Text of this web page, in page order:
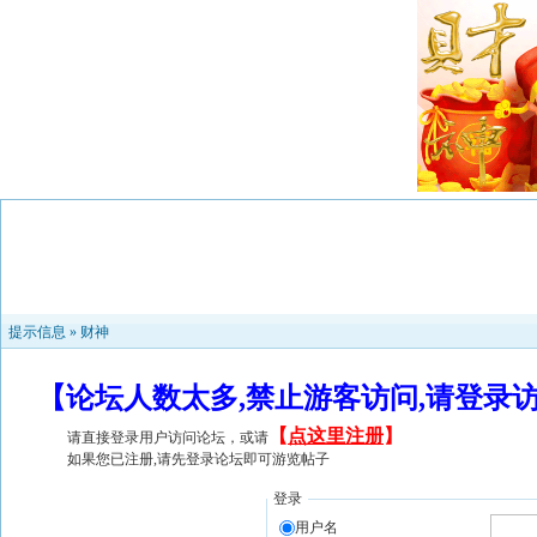
提示信息 » 财神
【论坛人数太多,禁止游客访问,请登
请直接登录用户访问论坛，或请 【 点这里注册】
如果您已注册,请先登录论坛即可游览帖子
登录
用户名